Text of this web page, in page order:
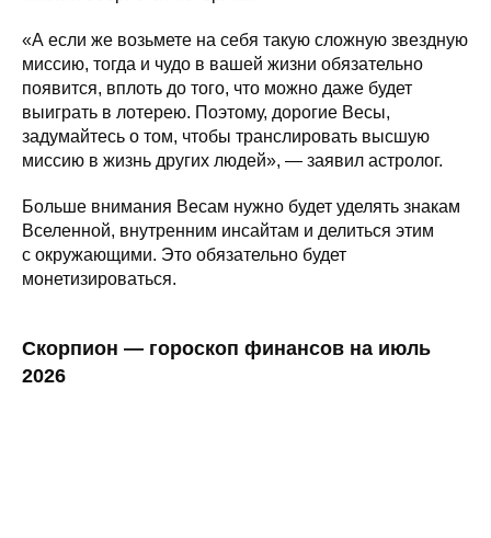
«А если же возьмете на себя такую сложную звездную
миссию, тогда и чудо в вашей жизни обязательно
появится, вплоть до того, что можно даже будет
выиграть в лотерею. Поэтому, дорогие Весы,
задумайтесь о том, чтобы транслировать высшую
миссию в жизнь других людей», — заявил астролог.
Больше внимания Весам нужно будет уделять знакам
Вселенной, внутренним инсайтам и делиться этим
с окружающими. Это обязательно будет
монетизироваться.
Скорпион — гороскоп финансов на июль
2026